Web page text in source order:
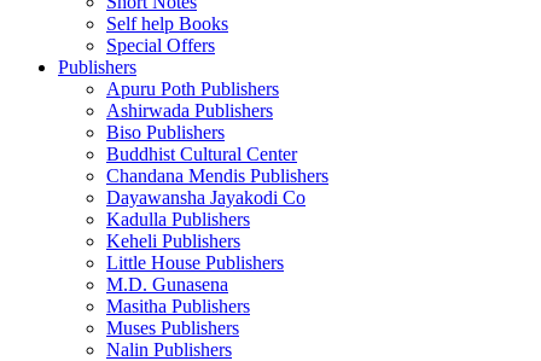
Self help Books
Special Offers
Publishers
Apuru Poth Publishers
Ashirwada Publishers
Biso Publishers
Buddhist Cultural Center
Chandana Mendis Publishers
Dayawansha Jayakodi Co
Kadulla Publishers
Keheli Publishers
Little House Publishers
M.D. Gunasena
Masitha Publishers
Muses Publishers
Nalin Publishers